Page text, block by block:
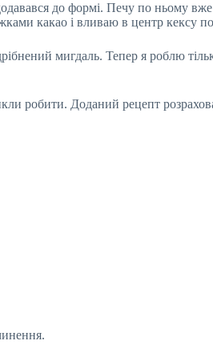
до формі. Печу по ньому вже
какао і вливаю в центр кексу
мигдаль. Тепер я роблю
робити. Доданий рецепт